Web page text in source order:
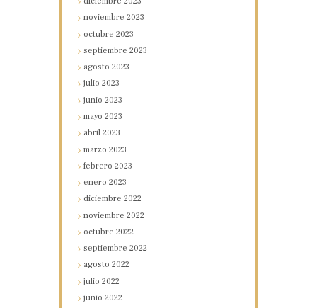
noviembre2023
octubre2023
septiembre2023
agosto2023
julio2023
junio2023
mayo2023
abril2023
marzo2023
febrero2023
enero2023
diciembre2022
noviembre2022
octubre2022
septiembre2022
agosto2022
julio2022
junio2022